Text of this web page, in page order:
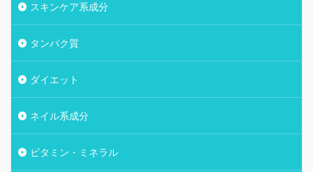
スキンケア系成分
タンパク質
ダイエット
ネイル系成分
ビタミン・ミネラル